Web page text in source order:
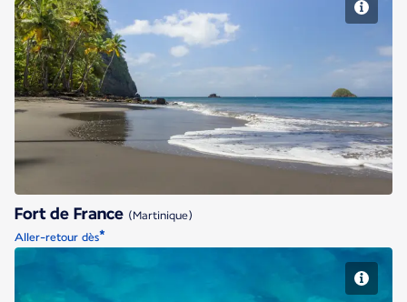
Fort de France
Fort de France (Martinique)
Aller-retour dès*